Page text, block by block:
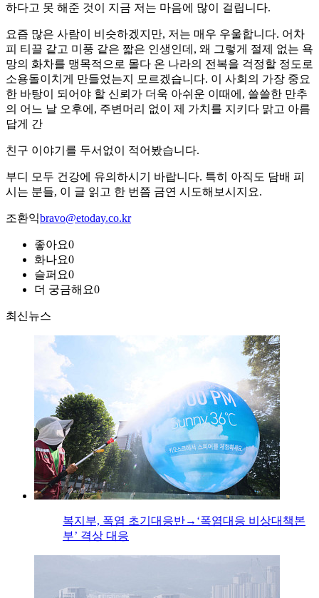
하다고 못 해준 것이 지금 저는 마음에 많이 걸립니다.
요즘 많은 사람이 비슷하겠지만, 저는 매우 우울합니다. 어차
피 티끌 같고 미풍 같은 짧은 인생인데, 왜 그렇게 절제 없는 욕
망의 화차를 맹목적으로 몰다 온 나라의 전복을 걱정할 정도로
소용돌이치게 만들었는지 모르겠습니다. 이 사회의 가장 중요
한 바탕이 되어야 할 신뢰가 더욱 아쉬운 이때에, 쓸쓸한 만추
의 어느 날 오후에, 주변머리 없이 제 가치를 지키다 맑고 아름
답게 간
친구 이야기를 두서없이 적어봤습니다.
부디 모두 건강에 유의하시기 바랍니다. 특히 아직도 담배 피
시는 분들, 이 글 읽고 한 번쯤 금연 시도해보시지요.
조환익bravo@etoday.co.kr
좋아요0
화나요0
슬퍼요0
더 궁금해요0
최신뉴스
복지부, 폭염 초기대응반→‘폭염대응 비상대책본
부’ 격상 대응